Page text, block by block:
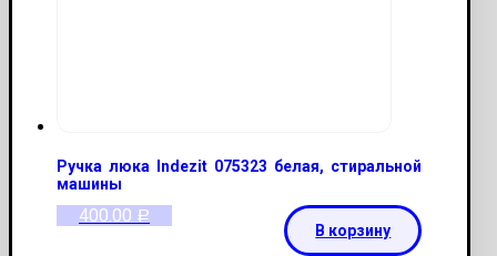
Ручка люка Indezit 075323 белая, стиральной
машины
400.00 Р
В корзину